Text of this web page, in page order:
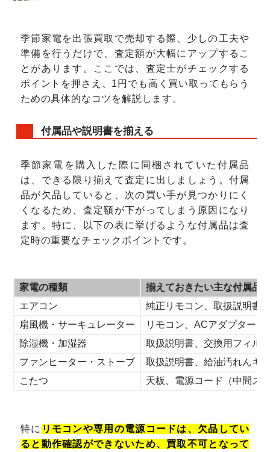
季節家電を出張買取で売却する際、少しの工夫や
準備を行うだけで、査定額が大幅にアップするこ
とがあります。ここでは、査定士がチェックする
ポイントを押さえ、1円でも高く買い取ってもらう
ための具体的なコツを解説します。
付属品や説明書を揃える
季節家電を購入した際に同梱されていた付属品
は、できる限り揃えて査定に出しましょう。付属
品が欠品していると、次の買い手が見つかりにく
くなるため、査定額が下がってしまう原因になり
ます。特に、以下の表に挙げるような付属品は査
定時の重要なチェックポイントです。
家電の種類
揃えておきたい主な付属品
エアコン
純正リモコン、取扱説明書
扇風機・サーキュレーター
リモコン、ACアダプター、
除湿機・加湿器
取扱説明書、交換用フィル
ファンヒーター・ストーブ
取扱説明書、給油汚れんキ
こたつ
天板、電源コード（中間ス
特に リモコンや専用の電源コードは、欠品してい
ると動作確認ができないため、買取不可となって